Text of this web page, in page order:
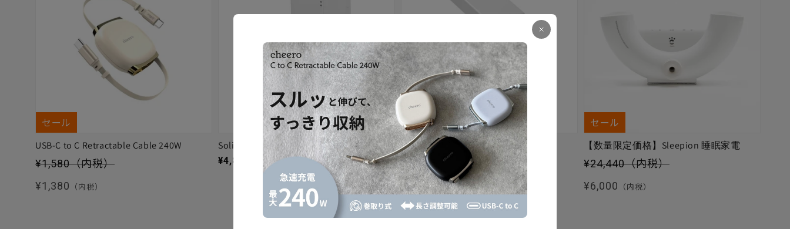
セール
USB-C to C Retractable Cable 240W
セール価格
¥1,580（内税）
通常価格
¥1,380 （内税）
Solitta 10000mAh 準固体電池
通常価格
¥4,880 （内税）
セール
Solido 10000mAh 準固体電池
セール価格
¥4,980 （内税）
通常価格
¥3,480（内税）
セール
【数量限定価格】Sleepion 睡眠家電
セール価格
¥24,440（内税）
通常価格
¥6,000 （内税）